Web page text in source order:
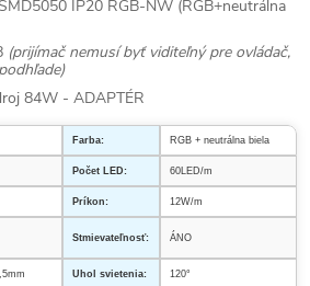
IP20 RGB-NW (RGB+neutrálna
(prijímač nemusí byť viditeľný pre ovládač,
84W - ADAPTÉR
Farba: RGB + neutrálna biela
Počet LED: 60LED/m
Príkon: 12W/m
Stmievateľnosť: ÁNO
Uhol svietenia: 120°